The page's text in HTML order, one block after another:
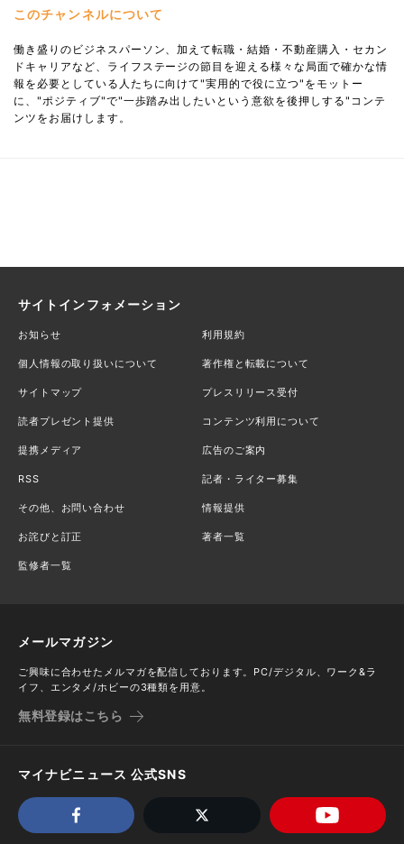
このチャンネルについて
働き盛りのビジネスパーソン、加えて転職・結婚・不動産購入・セカン
ドキャリアなど、ライフステージの節目を迎える様々な局面で確かな情
報を必要としている人たちに向けて"実用的で役に立つ"をモットー
に、"ポジティブ"で"一歩踏み出したいという意欲を後押しする"コンテ
ンツをお届けします。
サイトインフォメーション
お知らせ 利用規約
個人情報の取り扱いについて 著作権と転載について
サイトマップ プレスリリース受付
読者プレゼント提供 コンテンツ利用について
提携メディア 広告のご案内
RSS 記者・ライター募集
その他、お問い合わせ 情報提供
お詫びと訂正 著者一覧
監修者一覧
メールマガジン
ご興味に合わせたメルマガを配信しております。PC/デジタル、ワーク&ラ
イフ、エンタメ/ホビーの3種類を用意。
無料登録はこちら
マイナビニュース 公式SNS